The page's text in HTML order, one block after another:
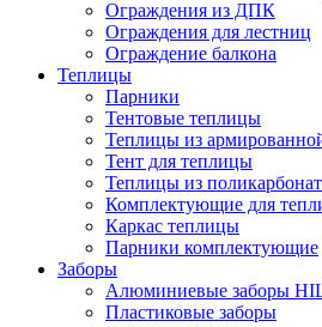
Ограждения из ДПК
Ограждения для лестниц
Ограждение балкона
Теплицы
Парники
Тентовые теплицы
Теплицы из
Тент для теплицы
Теплицы из
Комплектующие для
Каркас теплицы
Парники комплектующие
Заборы
Алюминиевые заборы
Пластиковые заборы